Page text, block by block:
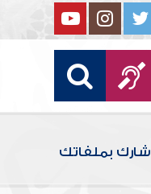
شارك بملفاتك